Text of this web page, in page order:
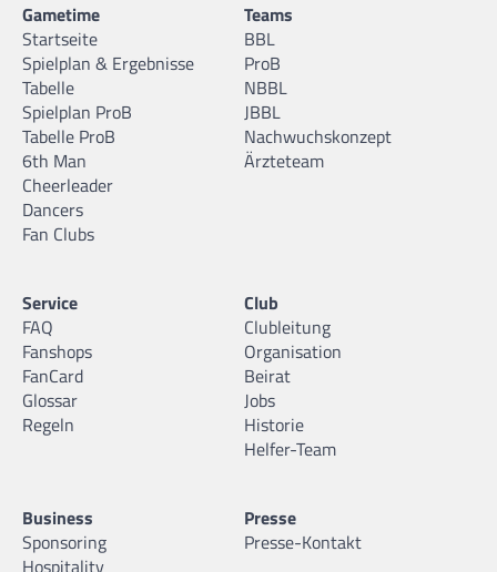
Gametime
Startseite
Spielplan & Ergebnisse
Tabelle
Spielplan ProB
Tabelle ProB
6th Man
Cheerleader
Dancers
Fan Clubs
Teams
BBL
ProB
NBBL
JBBL
Nachwuchskonzept
Ärzteteam
Service
FAQ
Fanshops
FanCard
Glossar
Regeln
Club
Clubleitung
Organisation
Beirat
Jobs
Historie
Helfer-Team
Business
Sponsoring
Presse
Presse-Kontakt